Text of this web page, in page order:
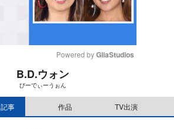
Powered by GliaStudios
B.D.ウォン
びーでぃーうぉん
記事 作品 TV出演